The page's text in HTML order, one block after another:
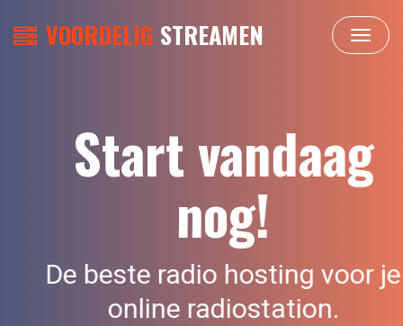
Toggle
VOORDELIG STREAMEN
Start vandaag
nog!
De beste radio hosting voor je
online radiostation.